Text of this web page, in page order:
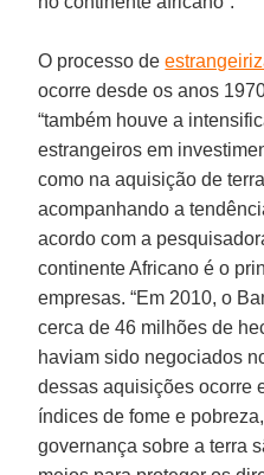
O processo de
ocorre desde os anos
“também houve a
estrangeiros em
como na aquisição de
acompanhando a
acordo com a
continente Africano é o
empresas. “Em 2010, o
cerca de 46 milhões de
haviam sido negociados
dessas aquisições ocorre
índices de fome e
governança sobre a terra